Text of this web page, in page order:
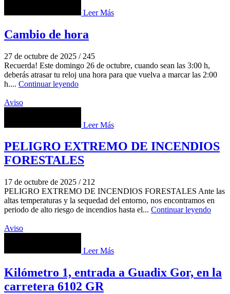
Leer Más
Cambio de hora
27 de octubre de 2025 / 245
Recuerda! Este domingo 26 de octubre, cuando sean las 3:00 h,
deberás atrasar tu reloj una hora para que vuelva a marcar las 2:00
h.... Continuar leyendo
Aviso
Leer Más
PELIGRO EXTREMO DE INCENDIOS
FORESTALES
17 de octubre de 2025 / 212
PELIGRO EXTREMO DE INCENDIOS FORESTALES Ante las
altas temperaturas y la sequedad del entorno, nos encontramos en
periodo de alto riesgo de incendios hasta el... Continuar leyendo
Aviso
Leer Más
Kilómetro 1, entrada a Guadix Gor, en la
carretera 6102 GR